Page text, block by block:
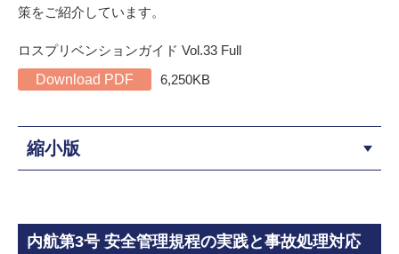
策をご紹介しています。
ロスプリベンションガイド Vol.33 Full
Download PDF
6,250KB
縮小版
内航第3号 安全管理規程の実践と事故処理対応